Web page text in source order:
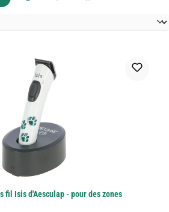
fil Isis d'Aesculap - pour des zones